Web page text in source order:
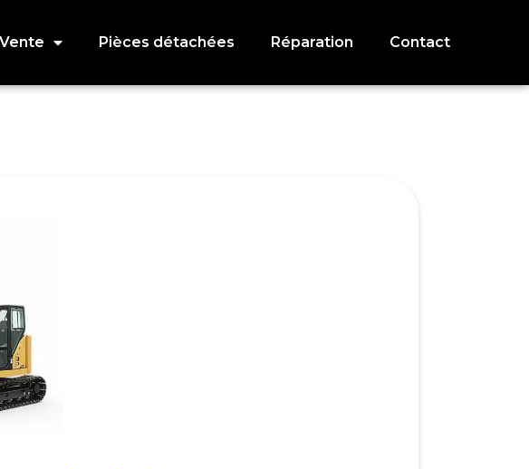
Vente Pièces détachées Réparation Contact